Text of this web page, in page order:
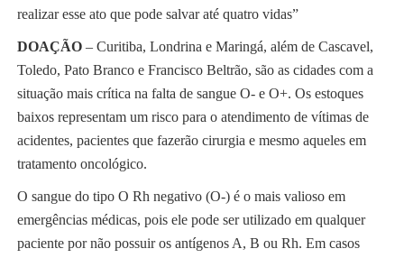
realizar esse ato que pode salvar até quatro vidas”
DOAÇÃO – Curitiba, Londrina e Maringá, além de Cascavel,
Toledo, Pato Branco e Francisco Beltrão, são as cidades com a
situação mais crítica na falta de sangue O- e O+. Os estoques
baixos representam um risco para o atendimento de vítimas de
acidentes, pacientes que fazerão cirurgia e mesmo aqueles em
tratamento oncológico.
O sangue do tipo O Rh negativo (O-) é o mais valioso em
emergências médicas, pois ele pode ser utilizado em qualquer
paciente por não possuir os antígenos A, B ou Rh. Em casos